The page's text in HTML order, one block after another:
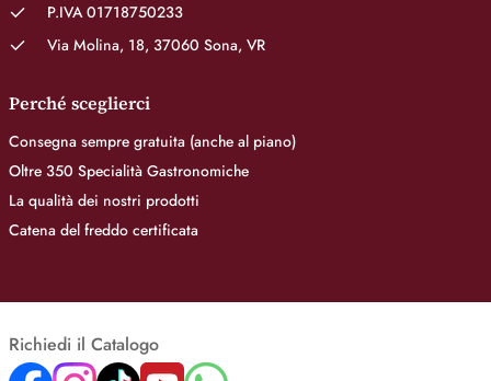
P.IVA 01718750233
Via Molina, 18, 37060 Sona, VR
Perché sceglierci
Consegna sempre gratuita (anche al piano)
Oltre 350 Specialità Gastronomiche
La qualità dei nostri prodotti
Catena del freddo certificata
Richiedi il Catalogo